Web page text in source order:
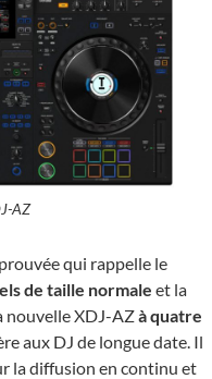
AZ
qui rappelle le
de taille normale et la
nouvelle XDJ-AZà quatre
aux DJ de longue date. Il
la diffusion en continu et